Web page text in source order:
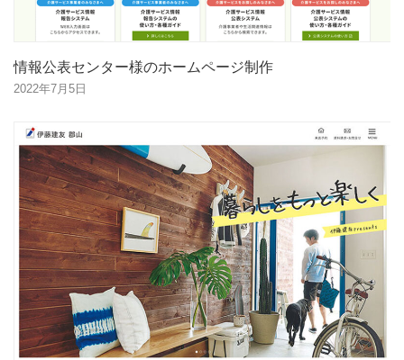
情報公表センター様のホームページ制作
2022年7月5日